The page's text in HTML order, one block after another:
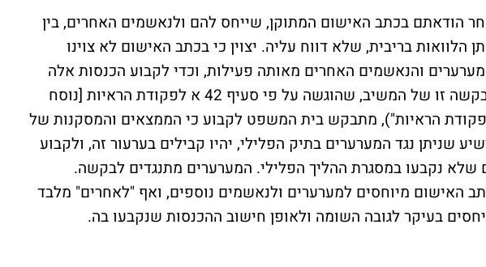
הודאתם בכתב האישום המתוקן, שייחס להם ולנאשמים האחרים, בין
הלוואות בריבית, שלא דווח עליה. יצוין כי בכתב האישום לא צוינו
והנאשמים האחרים מאותה פעילות, וכדי לקבוע הכנסות אלה
ערך המשיב חישובים משלו. בבקשה זו של המשיב, שהוגשה על פי סעיף 42 א לפקודת הראיות [נוסח
1971 (להלן: "פקודת הראיות"), מתבקש בית המשפט לקבוע כי הממצאים והמסקנות של
שניתן נגד המערערים בתיק הפלילי, יהיו קבילים בערעור זה, ולקבוע
שלא נקבעו במסגרת ההליך הפלילי. המערערים מתנגדים לבקשה.
האישום מיוחסים למערערים ולנאשמים נוספים, ואף "לאחרים" מלבד
בעיקר לגובה השומה ולאופן חישוב ההכנסות שנקבעו בה.